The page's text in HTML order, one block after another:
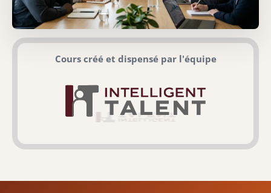
Cours créé et dispensé par l'équipe